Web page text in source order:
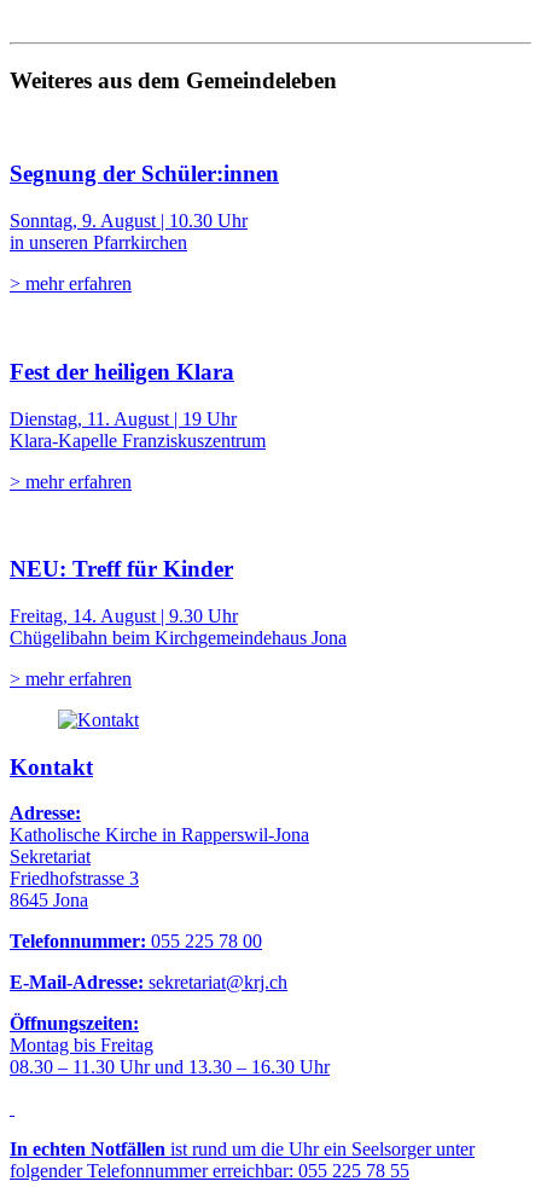
Weiteres aus dem Gemeindeleben
Segnung der Schüler:innen
Sonntag, 9. August | 10.30 Uhr
in unseren Pfarrkirchen
> mehr erfahren
Fest der heiligen Klara
Dienstag, 11. August | 19 Uhr
Klara-Kapelle Franziskuszentrum
> mehr erfahren
NEU: Treff für Kinder
Freitag, 14. August | 9.30 Uhr
Chügelibahn beim Kirchgemeindehaus Jona
> mehr erfahren
Kontakt
Adresse:
Katholische Kirche in Rapperswil-Jona
Sekretariat
Friedhofstrasse 3
8645 Jona
Telefonnummer: 055 225 78 00
E-Mail-Adresse: sekretariat@krj.ch
Öffnungszeiten:
Montag bis Freitag
08.30 – 11.30 Uhr und 13.30 – 16.30 Uhr
In echten Notfällen ist rund um die Uhr ein Seelsorger unter
folgender Telefonnummer erreichbar: 055 225 78 55